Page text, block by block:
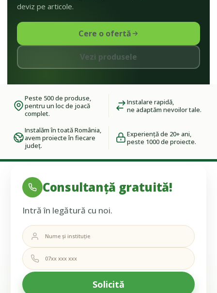
deviz pe articole.
Cere o ofertă
Vezi produsele
Peste 500 de produse,
pentru un loc de joacă
complet.
Instalare rapidă,
ne adaptăm nevoilor tale.
Instalăm în toată România,
avem proiecte în fiecare
județ.
Experiență de 20+ ani,
peste 1000 de proiecte.
Consultanță gratuită!
Intră în legătură cu noi.